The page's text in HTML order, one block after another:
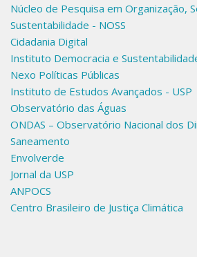
Núcleo de Pesquisa em Organização,
Sustentabilidade - NOSS
Cidadania Digital
Instituto Democracia e
Nexo Políticas Públicas
Instituto de Estudos Avançados - USP
Observatório das Águas
ONDAS – Observatório Nacional dos
Saneamento
Envolverde
Jornal da USP
ANPOCS
Centro Brasileiro de Justiça Climática